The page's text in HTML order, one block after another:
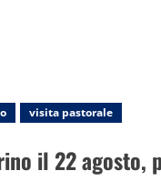
visita pastorale
il 22